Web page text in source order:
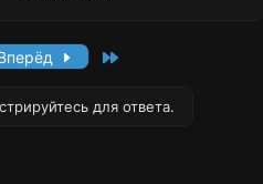
для ответа.